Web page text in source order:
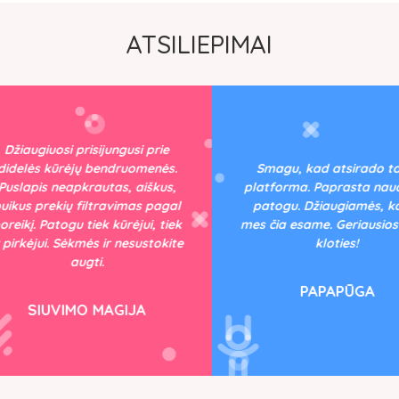
ATSILIEPIMAI
Džiaugiuosi prisijungusi prie
kūrėjų bendruomenės.
neapkrautas, aiškus,
prekių filtravimas pagal
Patogu tiek kūrėjui, tiek
Sėkmės ir nesustokite
augti.
SIUVIMO MAGIJA
Smagu, kad atsirado
platforma. Paprasta
patogu. Džiaugiamės,
mes čia esame. Geriausios
kloties!
PAPAPŪGA